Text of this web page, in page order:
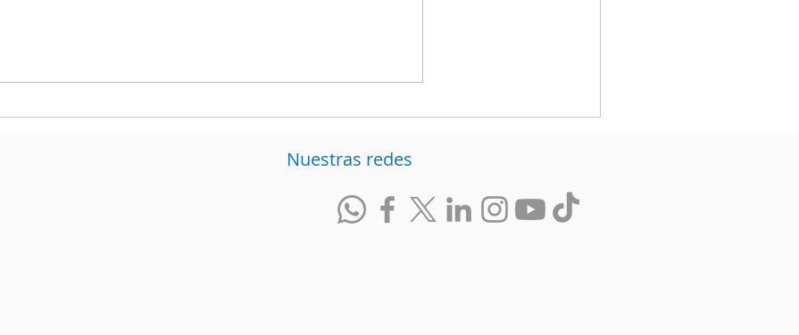
relación entre EX y CX.
estrategia estructurada
Nuestras redes